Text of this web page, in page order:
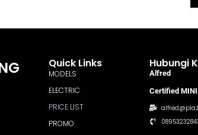
Quick Links
MODELS
ELECTRIC
PRICE LIST
PROMO
Hubungi
Alfred
Certified